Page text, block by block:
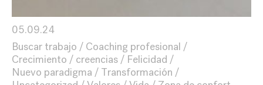
05.09.24
Buscar trabajo
Coaching profesional
Crecimiento
creencias
Felicidad
Nuevo paradigma
Transformación